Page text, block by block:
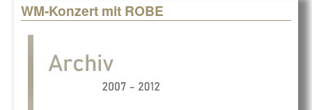
WM-Konzert mit ROBE